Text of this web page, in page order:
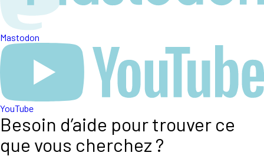
Mastodon
YouTube
Besoin d’aide pour trouver ce
que vous cherchez ?